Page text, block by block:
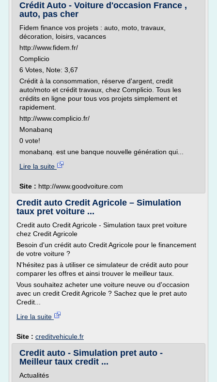
Crédit Auto - Voiture d'occasion France ,
auto, pas cher
Fidem finance vos projets : auto, moto, travaux,
décoration, loisirs, vacances
http://www.fidem.fr/
Complicio
6 Votes, Note: 3,67
Crédit à la consommation, réserve d'argent, credit
auto/moto et crédit travaux, chez Complicio. Tous les
crédits en ligne pour tous vos projets simplement et
rapidement.
http://www.complicio.fr/
Monabanq
0 vote!
monabanq. est une banque nouvelle génération qui...
Lire la suite
Site : http://www.goodvoiture.com
Credit auto Credit Agricole – Simulation
taux pret voiture ...
Credit auto Credit Agricole - Simulation taux pret voiture
chez Credit Agricole
Besoin d'un crédit auto Credit Agricole pour le financement
de votre voiture ?
N'hésitez pas à utiliser ce simulateur de crédit auto pour
comparer les offres et ainsi trouver le meilleur taux.
Vous souhaitez acheter une voiture neuve ou d'occasion
avec un credit Credit Agricole ? Sachez que le pret auto
Credit...
Lire la suite
Site : creditvehicule.fr
Credit auto - Simulation pret auto -
Meilleur taux credit ...
Actualités